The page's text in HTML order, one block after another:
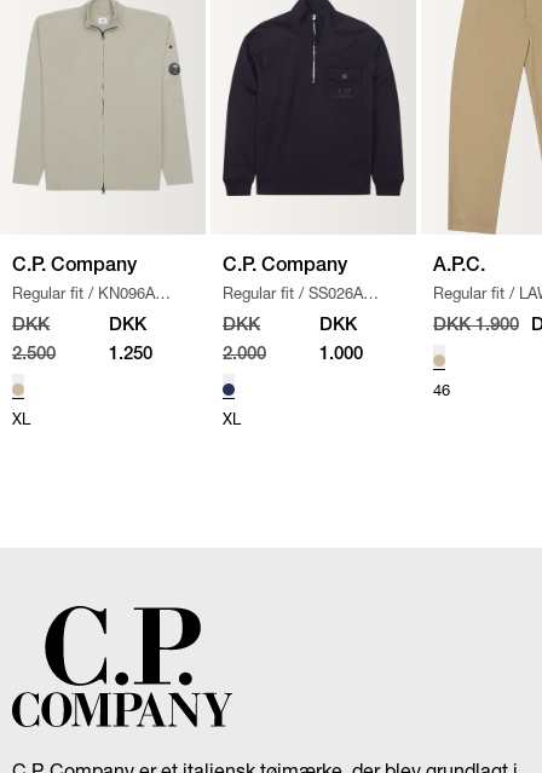
C.P. Company
Regular fit / KN096A
110560A STRIK / SAND
DKK
2.500
DKK
1.250
XL
C.P. Company
Regular fit / SS026A
005086W SWEATSHIRT
DKK
2.000
DKK
1.000
XL
A.P.C.
Regular fit /
CHINO
DKK 1.900
46